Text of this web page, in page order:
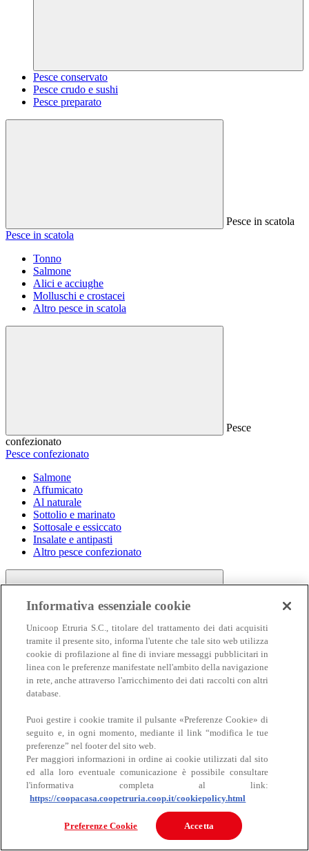
Pesce conservato
Pesce crudo e sushi
Pesce preparato
Pesce in scatola
Pesce in scatola
Tonno
Salmone
Alici e acciughe
Molluschi e crostacei
Altro pesce in scatola
Pesce
confezionato
Pesce confezionato
Salmone
Affumicato
Al naturale
Sottolio e marinato
Sottosale e essiccato
Insalate e antipasti
Altro pesce confezionato
Carne
Carne
Bovino
Informativa essenziale cookie
Unicoop Etruria S.C., titolare del trattamento dei dati acquisiti
tramite il presente sito, informa l'utente che tale sito web utilizza
cookie di profilazione al fine di inviare messaggi pubblicitari in
linea con le preferenze manifestate nell'ambito della navigazione
in rete, anche attraverso l'arricchimento dei dati raccolti con altri
database.
Puoi gestire i cookie tramite il pulsante «Preferenze Cookie» di
seguito e, in ogni momento, mediante il link “modifica le tue
preferenze” nel footer del sito web.
Per maggiori informazioni in ordine ai cookie utilizzati dal sito
ed alla loro eventuale comunicazione è possibile consultare
l'informativa completa al link:
https://coopacasa.coopetruria.coop.it/cookiepolicy.html
Preferenze Cookie Accetta